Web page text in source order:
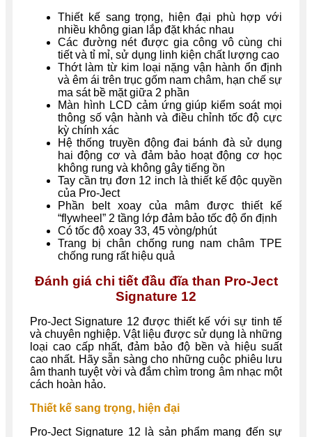
Thiết kế sang trọng, hiện đại phù hợp với
nhiều không gian lắp đặt khác nhau
Các đường nét được gia công vô cùng chi
tiết và tỉ mỉ, sử dụng linh kiện chất lượng cao
Thớt làm từ kim loại nặng vận hành ổn định
và êm ái trên trục gốm nam châm, hạn chế sự
ma sát bề mặt giữa 2 phần
Màn hình LCD cảm ứng giúp kiểm soát mọi
thông số vận hành và điều chỉnh tốc độ cực
kỳ chính xác
Hệ thống truyền động đai bánh đà sử dụng
hai động cơ và đảm bảo hoạt động cơ học
không rung và không gây tiếng ồn
Tay cần trụ đơn 12 inch là thiết kế độc quyền
của Pro-Ject
Phần belt xoay của mâm được thiết kế
“flywheel” 2 tầng lớp đảm bảo tốc độ ổn định
Có tốc độ xoay 33, 45 vòng/phút
Trang bị chân chống rung nam châm TPE
chống rung rất hiệu quả
Đánh giá chi tiết đầu đĩa than Pro-Ject
Signature 12
Pro-Ject Signature 12 được thiết kế với sự tinh tế
và chuyên nghiệp. Vật liệu được sử dụng là những
loại cao cấp nhất, đảm bảo độ bền và hiệu suất
cao nhất. Hãy sẵn sàng cho những cuộc phiêu lưu
âm thanh tuyệt vời và đắm chìm trong âm nhạc một
cách hoàn hảo.
Thiết kế sang trọng, hiện đại
Pro-Ject Signature 12 là sản phẩm mang đến sự